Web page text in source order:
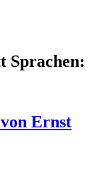
Sprachen:
Ernst